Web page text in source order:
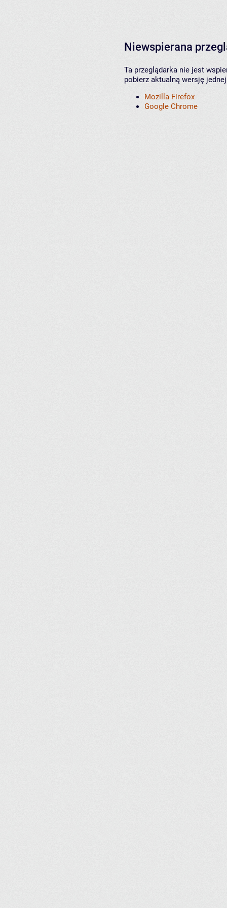
Niewspierana
Ta przeglądarka nie jest
pobierz aktualną wersję
Mozilla Firefox
Google Chrome